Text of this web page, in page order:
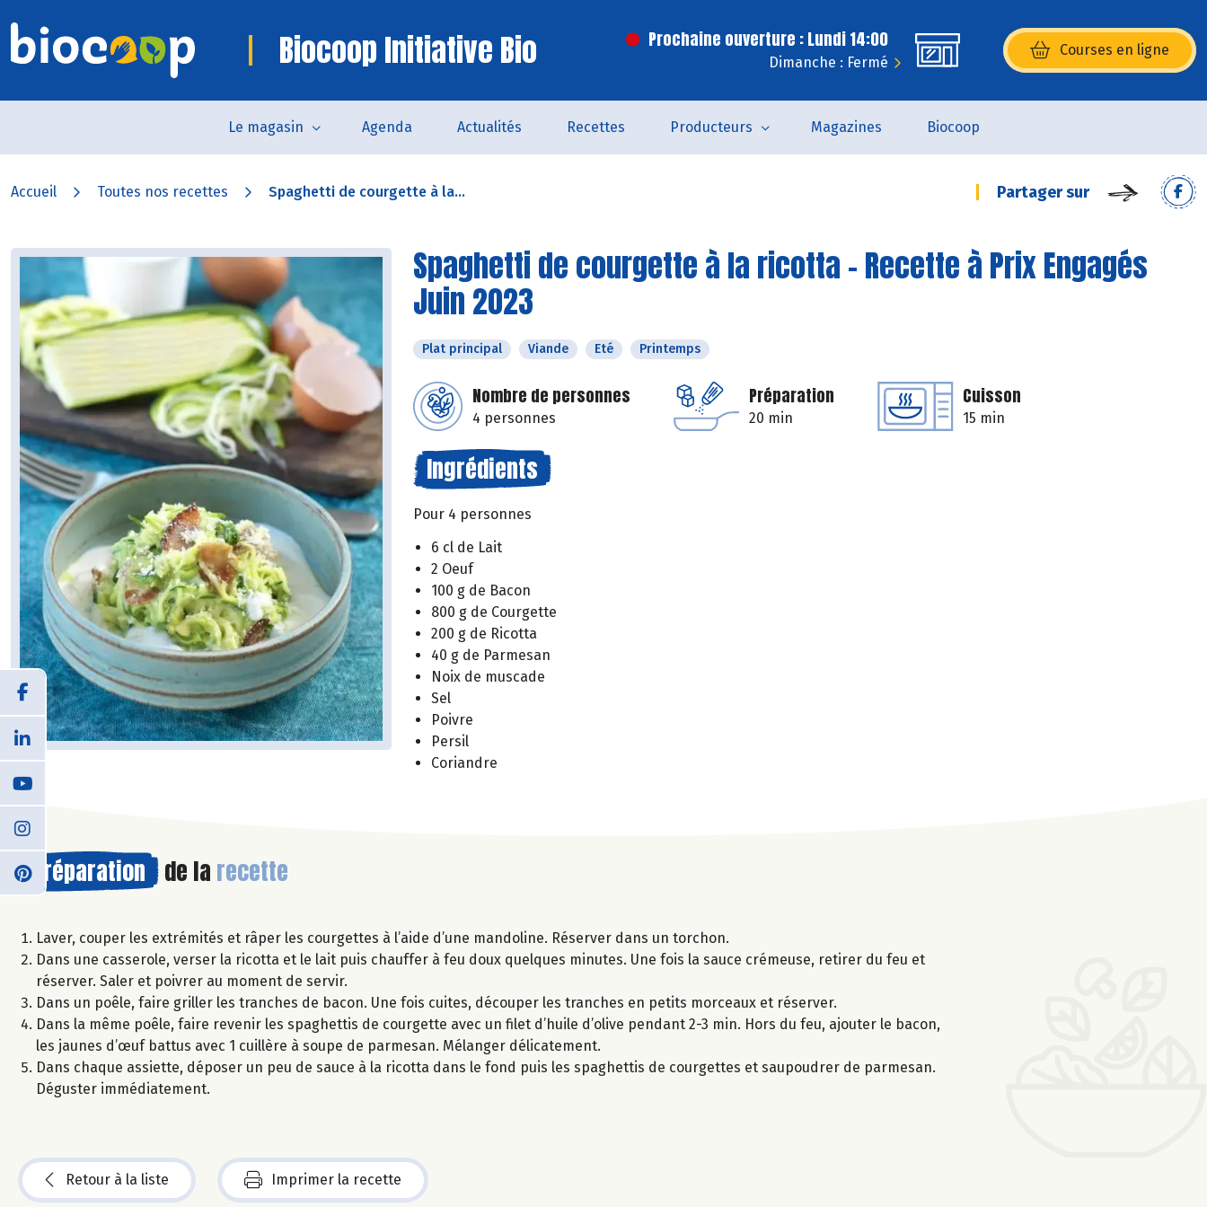
Biocoop Initiative Bio Prochaine ouverture : Lundi 14:00
Dimanche : Fermé
Courses en ligne
(s’ouvre dans une nouvelle
Le magasin Agenda Actualités Recettes Producteurs Magazines Biocoop
Accueil Toutes nos recettes Spaghetti de courgette à la... Partager sur
Spaghetti de courgette à la ricotta - Recette à Prix Engagés
Juin 2023
Plat principal Viande Eté Printemps
Nombre de personnes
4 personnes
Préparation
20 min
Cuisson
15 min
Ingrédients
Pour 4 personnes
6 cl de Lait
2 Oeuf
100 g de Bacon
800 g de Courgette
200 g de Ricotta
40 g de Parmesan
Noix de muscade
Sel
Poivre
Persil
Coriandre
Préparation de la recette
Laver, couper les extrémités et râper les courgettes à l’aide d’une mandoline. Réserver dans un torchon.
Dans une casserole, verser la ricotta et le lait puis chauffer à feu doux quelques minutes. Une fois la sauce crémeuse, retirer du feu et
réserver. Saler et poivrer au moment de servir.
Dans un poêle, faire griller les tranches de bacon. Une fois cuites, découper les tranches en petits morceaux et réserver.
Dans la même poêle, faire revenir les spaghettis de courgette avec un filet d’huile d’olive pendant 2-3 min. Hors du feu, ajouter le bacon,
les jaunes d’œuf battus avec 1 cuillère à soupe de parmesan. Mélanger délicatement.
Dans chaque assiette, déposer un peu de sauce à la ricotta dans le fond puis les spaghettis de courgettes et saupoudrer de parmesan.
Déguster immédiatement.
Retour à la liste Imprimer la recette